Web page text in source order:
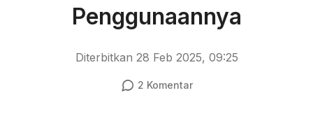
Penggunaannya
Diterbitkan 28 Feb 2025, 09:25
2 Komentar